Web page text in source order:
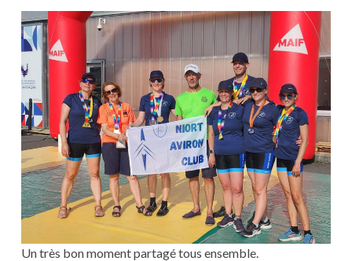
Un très bon moment partagé tous ensemble.